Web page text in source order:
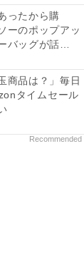
ったから購
ーのポップアッ
バッグが話
商品は？」毎日
タイムセール
Recommended